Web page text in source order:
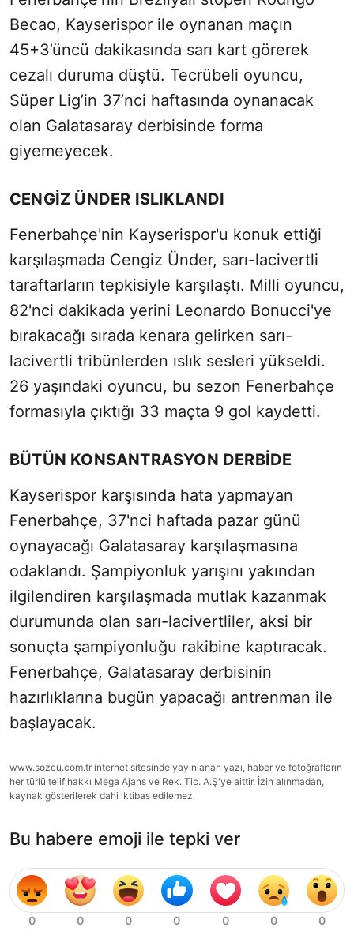
Becao, Kayserispor ile oynanan maçın
45+3’üncü dakikasında sarı kart görerek
cezalı duruma düştü. Tecrübeli oyuncu,
Süper Lig’in 37’nci haftasında oynanacak
olan Galatasaray derbisinde forma
giyemeyecek.
CENGİZ ÜNDER ISLIKLANDI
Fenerbahçe'nin Kayserispor'u konuk ettiği
karşılaşmada Cengiz Ünder, sarı-lacivertli
taraftarların tepkisiyle karşılaştı. Milli oyuncu,
82'nci dakikada yerini Leonardo Bonucci'ye
bırakacağı sırada kenara gelirken sarı-
lacivertli tribünlerden ıslık sesleri yükseldi.
26 yaşındaki oyuncu, bu sezon Fenerbahçe
formasıyla çıktığı 33 maçta 9 gol kaydetti.
BÜTÜN KONSANTRASYON DERBİDE
Kayserispor karşısında hata yapmayan
Fenerbahçe, 37'nci haftada pazar günü
oynayacağı Galatasaray karşılaşmasına
odaklandı. Şampiyonluk yarışını yakından
ilgilendiren karşılaşmada mutlak kazanmak
durumunda olan sarı-lacivertliler, aksi bir
sonuçta şampiyonluğu rakibine kaptıracak.
Fenerbahçe, Galatasaray derbisinin
hazırlıklarına bugün yapacağı antrenman ile
başlayacak.
www.sozcu.com.tr internet sitesinde yayınlanan yazı, haber ve fotoğrafların
her türlü telif hakkı Mega Ajans ve Rek. Tic. A.Ş'ye aittir. İzin alınmadan,
kaynak gösterilerek dahi iktibas edilemez.
Bu habere emoji ile tepki ver